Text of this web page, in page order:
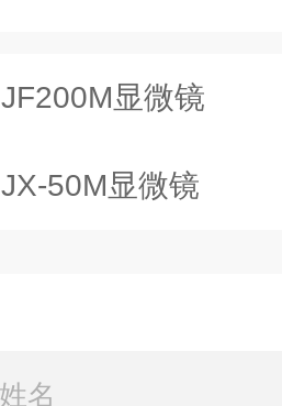
JF200M显微镜
JX-50M显微镜